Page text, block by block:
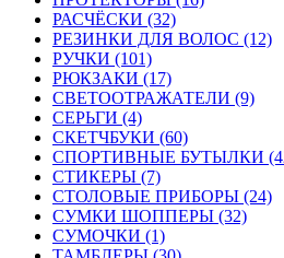
РАСЧЁСКИ (32)
РЕЗИНКИ ДЛЯ ВОЛОС (12)
РУЧКИ (101)
РЮКЗАКИ (17)
СВЕТООТРАЖАТЕЛИ (9)
СЕРЬГИ (4)
СКЕТЧБУКИ (60)
СПОРТИВНЫЕ БУТЫЛКИ
СТИКЕРЫ (7)
СТОЛОВЫЕ ПРИБОРЫ (24)
СУМКИ ШОППЕРЫ (32)
СУМОЧКИ (1)